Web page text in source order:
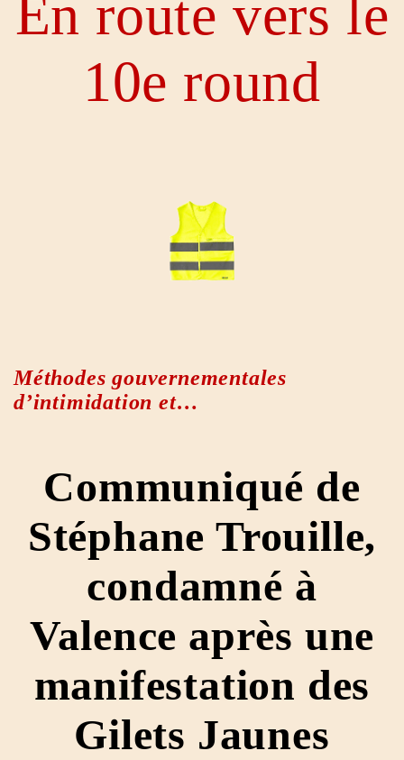
En route vers le
10e round
Méthodes gouvernementales
d’intimidation et…
Communiqué de
Stéphane Trouille,
condamné à
Valence après une
manifestation des
Gilets Jaunes